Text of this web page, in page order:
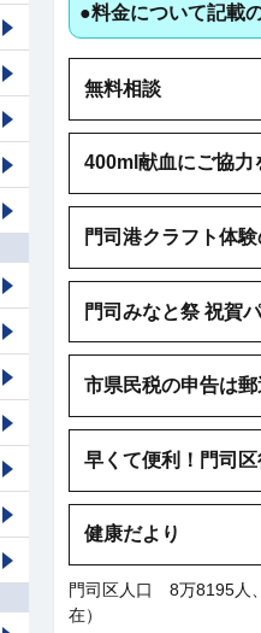
●料金について記載
無料相談
400ml献血にご協力
門司港クラフト体
門司みなと祭 祝賀
市県民税の申告は郵
早くて便利！門司
健康だより
門司区人口 8万8195人
在）